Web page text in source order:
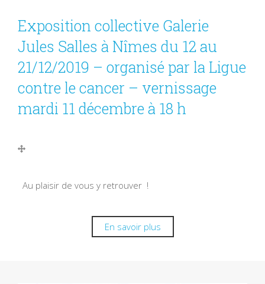
Exposition collective Galerie
Jules Salles à Nîmes du 12 au
21/12/2019 – organisé par la Ligue
contre le cancer – vernissage
mardi 11 décembre à 18 h
Au plaisir de vous y retrouver !
En savoir plus